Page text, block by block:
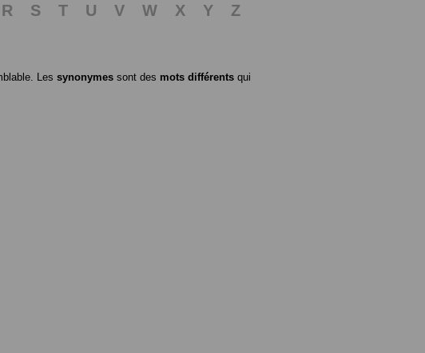
R S T U V W X Y
Z
Les synonymes sont des mots différents qui